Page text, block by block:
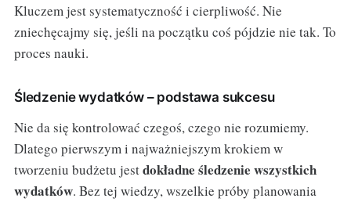
Kluczem jest systematyczność i cierpliwość. Nie
zniechęcajmy się, jeśli na początku coś pójdzie nie tak. To
proces nauki.
Śledzenie wydatków – podstawa sukcesu
Nie da się kontrolować czegoś, czego nie rozumiemy.
Dlatego pierwszym i najważniejszym krokiem w
tworzeniu budżetu jestdokładne śledzenie wszystkich
wydatków. Bez tej wiedzy, wszelkie próby planowania